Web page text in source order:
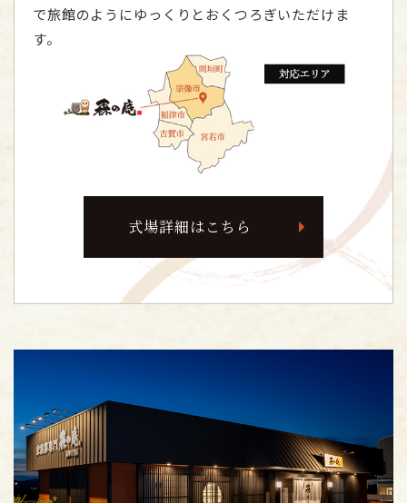
で旅館のようにゆっくりとおくつろぎいただけま
す。
式場詳細はこちら